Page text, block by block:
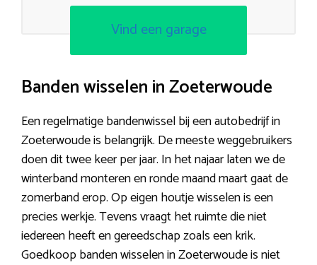
Vind een garage
Banden wisselen in Zoeterwoude
Een regelmatige bandenwissel bij een autobedrijf in
Zoeterwoude is belangrijk. De meeste weggebruikers
doen dit twee keer per jaar. In het najaar laten we de
winterband monteren en ronde maand maart gaat de
zomerband erop. Op eigen houtje wisselen is een
precies werkje. Tevens vraagt het ruimte die niet
iedereen heeft en gereedschap zoals een krik.
Goedkoop banden wisselen in Zoeterwoude is niet